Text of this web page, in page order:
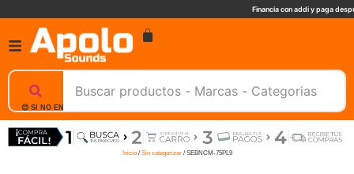
Financia con addi y paga
😊 SI NO ENCUENTRAS UN PRODUCTO, NOSOTROS TE AYUDAMOS, ESCRIBENOS. 📲
Inicio/ Sin categorizar/ SEBNCM-75PL9